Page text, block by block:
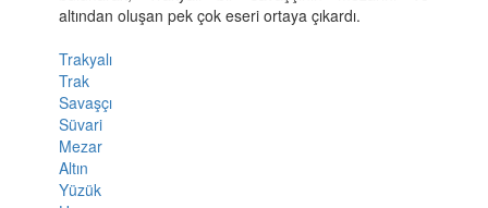
altından oluşan pek çok eseri ortaya çıkardı.
Trakyalı
Trak
Savaşçı
Süvari
Mezar
Altın
Yüzük